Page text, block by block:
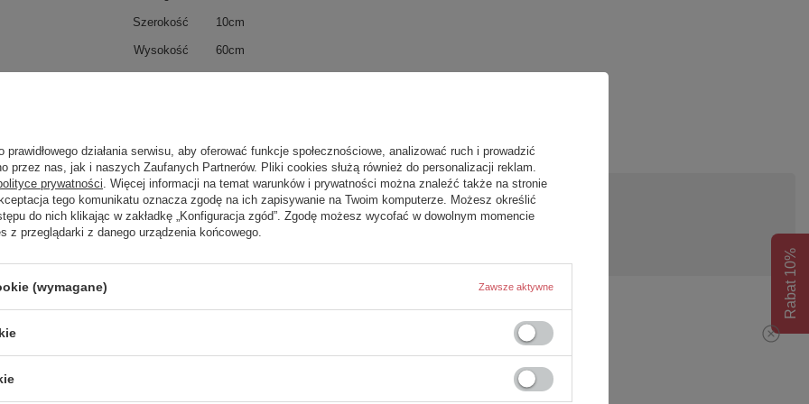
Szerokość 10cm
Wysokość 60cm
pomocy? Masz pytania?
najciekawsze pytania i odpowiedzi publikując dla
Zadaj pytanie
Rabat 10%
działania serwisu, aby oferować funkcje społecznościowe, analizować ruch i prowadzić
przez nas, jak i naszych Zaufanych Partnerów. Pliki cookies służą również do personalizacji reklam.
prywatności. Więcej informacji na temat warunków i prywatności można znaleźć także na stronie
tego komunikatu oznacza zgodę na ich zapisywanie na Twoim komputerze. Możesz określić
do nich klikając w zakładkę „Konfiguracja zgód”. Zgodę możesz wycofać w dowolnym momencie
z przeglądarki z danego urządzenia końcowego.
(wymagane) Zawsze aktywne